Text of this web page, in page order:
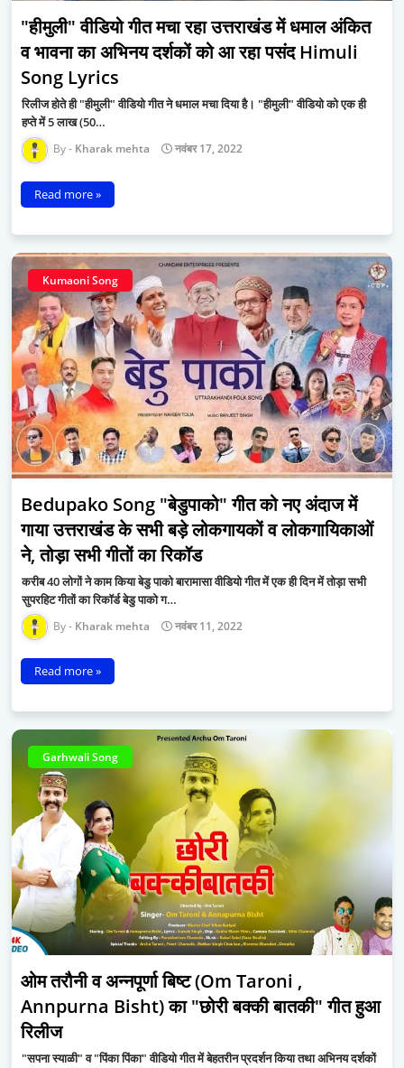
"हीमुली" वीडियो गीत मचा रहा उत्तराखंड में धमाल अंकित
व भावना का अभिनय दर्शकों को आ रहा पसंद Himuli
Song Lyrics
रिलीज होते ही "हीमुली" वीडियो गीत ने धमाल मचा दिया है। "हीमुली" वीडियो को एक ही
हप्ते में 5 लाख (50…
Kharak mehta नवंबर 17, 2022
Read more »
Kumaoni Song
Bedupako Song "बेडुपाको" गीत को नए अंदाज में
गाया उत्तराखंड के सभी बड़े लोकगायकों व लोकगायिकाओं
ने, तोड़ा सभी गीतों का रिकॉड
करीब 40 लोगों ने काम किया बेडु पाको बारामासा वीडियो गीत में एक ही दिन में तोड़ा सभी
सुपरहिट गीतों का रिकॉर्ड बेडु पाको ग…
Kharak mehta नवंबर 11, 2022
Read more »
Garhwali Song
ओम तरौनी व अन्नपूर्णा बिष्ट (Om Taroni ,
Annpurna Bisht) का "छोरी बक्की बातकी" गीत हुआ
रिलीज
"सपना स्याळी" व "पिंका पिंका" वीडियो गीत में बेहतरीन प्रदर्शन किया तथा अभिनय दर्शकों